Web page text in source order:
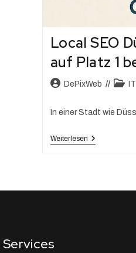
Local SEO
auf Platz 1
DePixWeb
In einer Stadt wie
Weiterlesen
Services